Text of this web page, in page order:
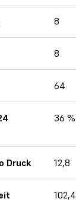
8
8
64
36 %
Druck 12,8
102,4